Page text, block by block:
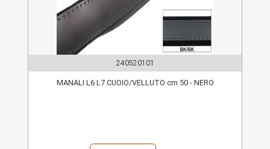
240520101
MANALI L6 L7 CUOIO/VELLUTO cm 50 - NERO